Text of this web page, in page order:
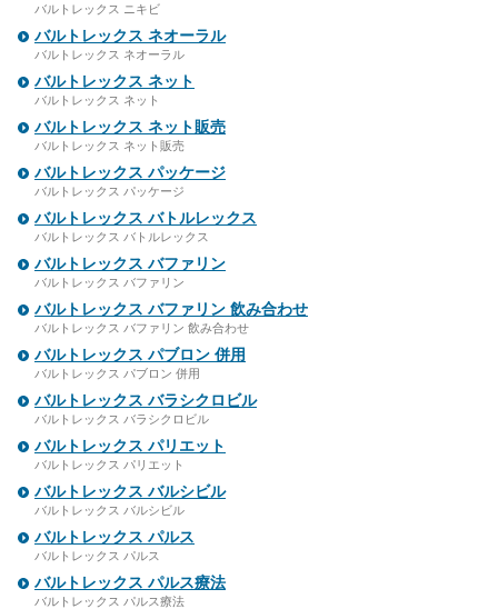
バルトレックス ニキビ
バルトレックス ネオーラル
バルトレックス ネオーラル
バルトレックス ネット
バルトレックス ネット
バルトレックス ネット販売
バルトレックス ネット販売
バルトレックス パッケージ
バルトレックス パッケージ
バルトレックス バトルレックス
バルトレックス バトルレックス
バルトレックス バファリン
バルトレックス バファリン
バルトレックス バファリン 飲み合わせ
バルトレックス バファリン 飲み合わせ
バルトレックス パブロン 併用
バルトレックス パブロン 併用
バルトレックス バラシクロビル
バルトレックス バラシクロビル
バルトレックス パリエット
バルトレックス パリエット
バルトレックス バルシビル
バルトレックス バルシビル
バルトレックス パルス
バルトレックス パルス
バルトレックス パルス療法
バルトレックス パルス療法